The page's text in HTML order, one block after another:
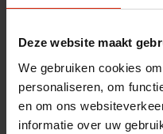
Deze website maakt
We gebruiken cookies
personaliseren, om
en om ons
informatie over uw
Pièces de rechange
Blogs
Contact
nl
fr es
Produits
clé Caddy